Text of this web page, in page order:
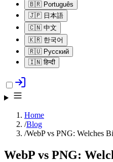
🇧🇷 Português
🇯🇵 日本語
🇨🇳 中文
🇰🇷 한국어
🇷🇺 Русский
🇮🇳 हिन्दी
Home
/Blog
/WebP vs PNG: Welches
WebP vs PNG: